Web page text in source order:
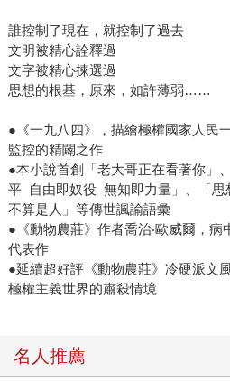
誰控制了現在，就控制了過去
文明被精心詮釋過
文字被精心揀選過
思想的根基，原來，如許薄弱……
●《一九八四》，描繪極權國家人民
監控的精闢之作
●本小說首創「老大哥正在看著你」
平 自由即奴役 無知即力量」、「思
不算是人」等傳世諷諭語彙
●《動物農莊》作者喬治‧歐威爾，
代表作
●延續超好評《動物農莊》冷硬派文
極權主義世界的肅殺情境
名人推薦